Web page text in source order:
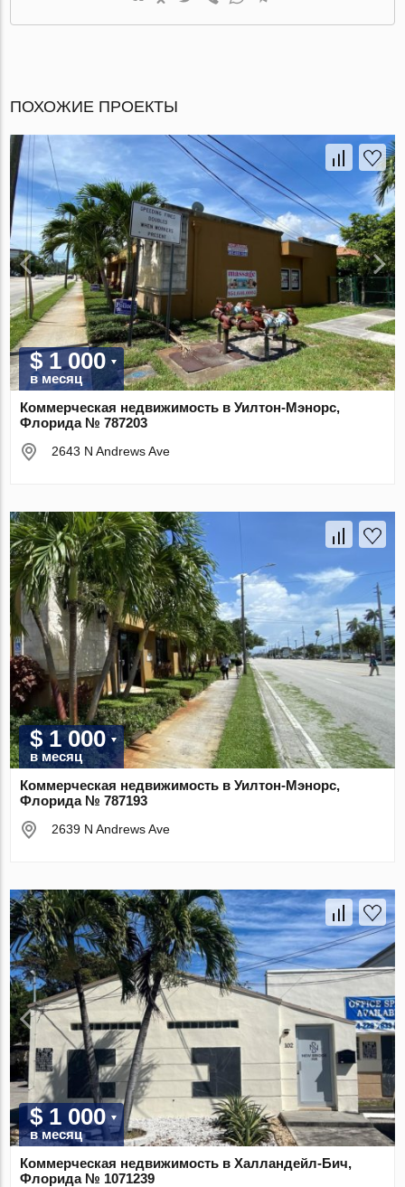
ПОХОЖИЕ ПРОЕКТЫ
$ 1 000
в месяц
Коммерческая недвижимость в Уилтон-Мэнорс,
Флорида № 787203
2643 N Andrews Ave
$ 1 000
в месяц
Коммерческая недвижимость в Уилтон-Мэнорс,
Флорида № 787193
2639 N Andrews Ave
$ 1 000
в месяц
Коммерческая недвижимость в Халландейл-Бич,
Флорида № 1071239